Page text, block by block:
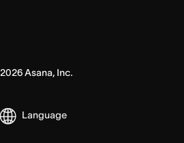
2026Asana, Inc.
Language